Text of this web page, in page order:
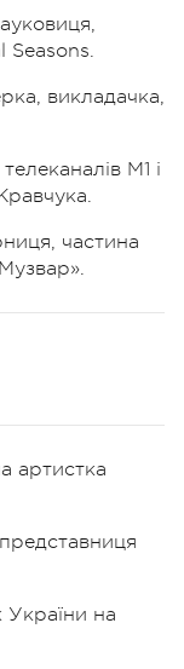
Seasons.
викладачка,
М1 і
частина
артистка
на